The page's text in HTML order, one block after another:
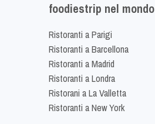
foodiestrip nel mondo
Ristoranti a Parigi
Ristoranti a Barcellona
Ristoranti a Madrid
Ristoranti a Londra
Ristorani a La Valletta
Ristoranti a New York